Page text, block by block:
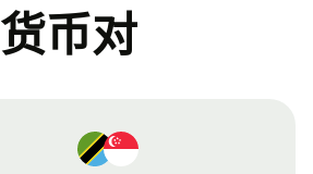
货币对